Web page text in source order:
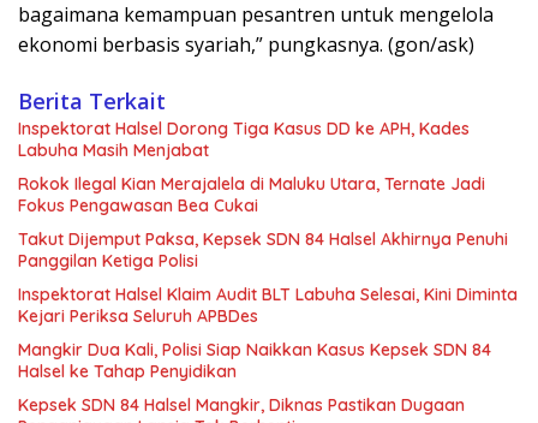
bagaimana kemampuan pesantren untuk mengelola
ekonomi berbasis syariah,” pungkasnya. (gon/ask)
Berita Terkait
Inspektorat Halsel Dorong Tiga Kasus DD ke APH, Kades
Labuha Masih Menjabat
Rokok Ilegal Kian Merajalela di Maluku Utara, Ternate Jadi
Fokus Pengawasan Bea Cukai
Takut Dijemput Paksa, Kepsek SDN 84 Halsel Akhirnya Penuhi
Panggilan Ketiga Polisi
Inspektorat Halsel Klaim Audit BLT Labuha Selesai, Kini Diminta
Kejari Periksa Seluruh APBDes
Mangkir Dua Kali, Polisi Siap Naikkan Kasus Kepsek SDN 84
Halsel ke Tahap Penyidikan
Kepsek SDN 84 Halsel Mangkir, Diknas Pastikan Dugaan